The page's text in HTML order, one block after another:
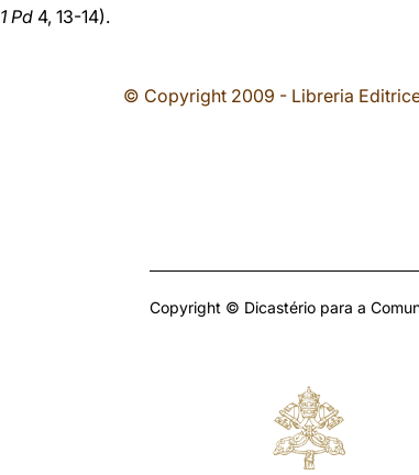
1 Pd 4, 13-14).
© Copyright 2009 - Libreria
Copyright © Dicastério para a